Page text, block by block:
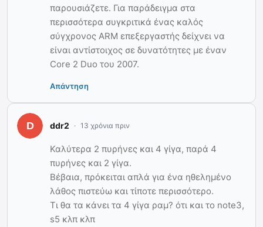
παρουσιάζετε. Για παράδειγμα στα
περισσότερα συγκριτικά ένας καλός
σύγχρονος ΑRM επεξεργαστής δείχνει να
είναι αντίστοιχος σε δυνατότητες με έναν
Core 2 Duo του 2007.
Απάντηση
ddr2 13 χρόνια πριν
Καλύτερα 2 πυρήνες και 4 γίγα, παρά 4
πυρήνες και 2 γίγα.
Βέβαια, πρόκειται απλά για ένα ηθελημένο
λάθος πιστεύω και τίποτε περισσότερο.
Τι θα τα κάνει τα 4 γίγα ραμ? ότι και το note3,
s5 κλπ κλπ